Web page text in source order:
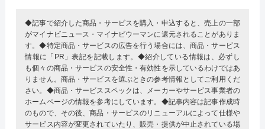
◆記事で紹介した商品・サービスを購入・申込すると、売上の一部
がマイナビニュース・マイナビウーマンに還元されることがありま
す。◆特定商品・サービスの広告を行う場合には、商品・サービス
情報に「PR」表記を記載します。◆紹介している情報は、必ずし
も個々の商品・サービスの安全性・有効性を示しているわけではあ
りません。商品・サービスを選ぶときの参考情報としてご利用くだ
さい。◆商品・サービススペックは、メーカーやサービス事業者の
ホームページの情報を参考にしています。◆記事内容は記事作成時
のもので、その後、商品・サービスのリニューアルによって仕様や
サービス内容が変更されていたり、販売・提供が中止されている場